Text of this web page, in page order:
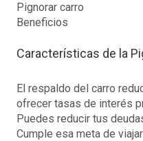
Pignorar carro
Beneficios
Características de la
El respaldo del carro
ofrecer tasas de interés
Puedes reducir tus
Cumple esa meta de